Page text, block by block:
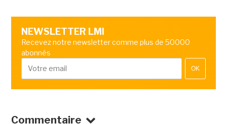
NEWSLETTER LMI
Recevez notre newsletter comme plus de 50000
abonnés
OK
Commentaire